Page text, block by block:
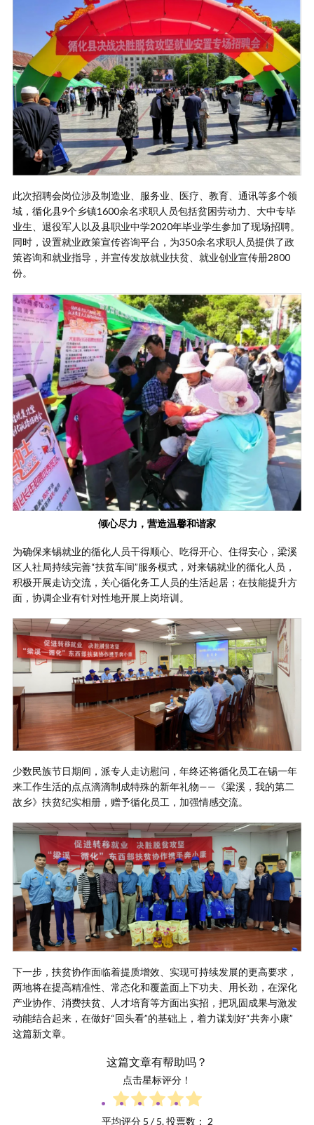
此次招聘会岗位涉及制造业、服务业、医疗、教育、通讯等多个领
域，循化县9个乡镇1600余名求职人员包括贫困劳动力、大中专毕
业生、退役军人以及县职业中学2020年毕业学生参加了现场招聘。
同时，设置就业政策宣传咨询平台，为350余名求职人员提供了政
策咨询和就业指导，并宣传发放就业扶贫、就业创业宣传册2800
份。
倾心尽力，营造温馨和谐家
为确保来锡就业的循化人员干得顺心、吃得开心、住得安心，梁溪
区人社局持续完善“扶贫车间”服务模式，对来锡就业的循化人员，
积极开展走访交流，关心循化务工人员的生活起居；在技能提升方
面，协调企业有针对性地开展上岗培训。
少数民族节日期间，派专人走访慰问，年终还将循化员工在锡一年
来工作生活的点点滴滴制成特殊的新年礼物——《梁溪，我的第二
故乡》扶贫纪实相册，赠予循化员工，加强情感交流。
下一步，扶贫协作面临着提质增效、实现可持续发展的更高要求，
两地将在提高精准性、常态化和覆盖面上下功夫、用长劲，在深化
产业协作、消费扶贫、人才培育等方面出实招，把巩固成果与激发
动能结合起来，在做好“回头看”的基础上，着力谋划好“共奔小康”
这篇新文章。
这篇文章有帮助吗？
点击星标评分！
平均评分 5 / 5. 投票数： 2